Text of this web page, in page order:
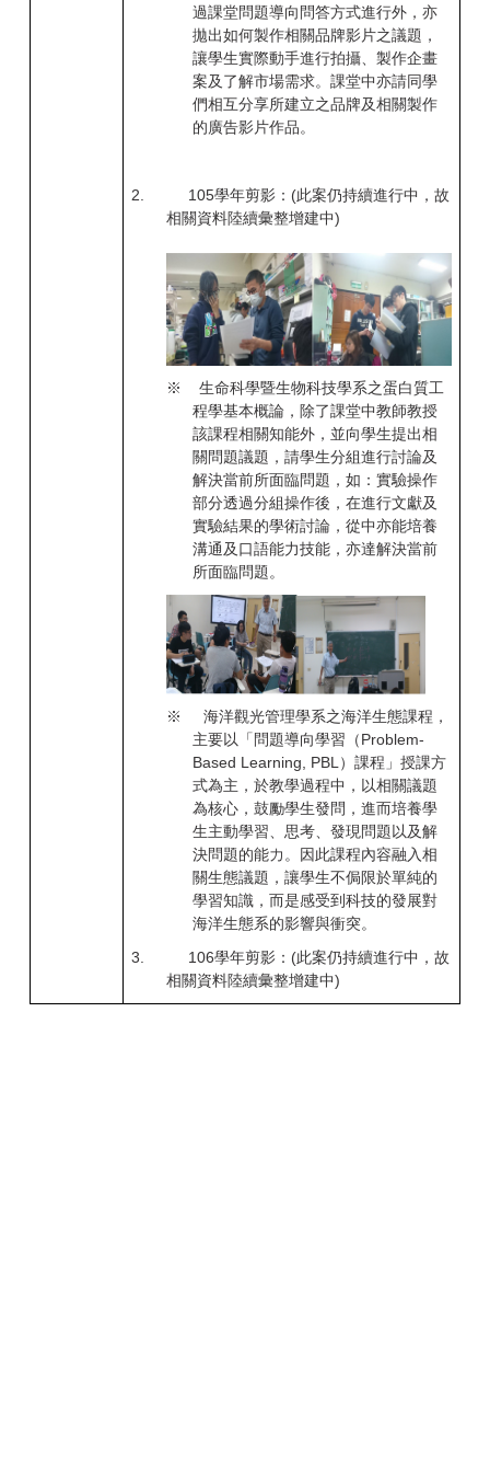
過課堂問題導向問答方式進行外，亦
拋出如何製作相關品牌影片之議題，
讓學生實際動手進行拍攝、製作企畫
案及了解市場需求。課堂中亦請同學
們相互分享所建立之品牌及相關製作
的廣告影片作品。
2. 105學年剪影：(此案仍持續進行中，故
相關資料陸續彙整增建中)
※生命科學暨生物科技學系之蛋白質工
程學基本概論，除了課堂中教師教授
該課程相關知能外，並向學生提出相
關問題議題，請學生分組進行討論及
解決當前所面臨問題，如：實驗操作
部分透過分組操作後，在進行文獻及
實驗結果的學術討論，從中亦能培養
溝通及口語能力技能，亦達解決當前
所面臨問題。
※海洋觀光管理學系之海洋生態課程，
主要以「問題導向學習（Problem-
Based Learning, PBL）課程」授課方
式為主，於教學過程中，以相關議題
為核心，鼓勵學生發問，進而培養學
生主動學習、思考、發現問題以及解
決問題的能力。因此課程內容融入相
關生態議題，讓學生不侷限於單純的
學習知識，而是感受到科技的發展對
海洋生態系的影響與衝突。
3. 106學年剪影：(此案仍持續進行中，故
相關資料陸續彙整增建中)